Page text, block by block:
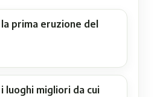
prima eruzione del
luoghi migliori da cui